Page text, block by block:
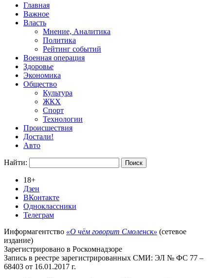
Главная
Важное
Власть
Мнение, Аналитика
Политика
Рейтинг событий
Военная операция
Здоровье
Экономика
Общество
Культура
ЖКХ
Спорт
Технологии
Происшествия
Достали!
Авто
Найти:
18+
Дзен
ВКонтакте
Одноклассники
Телеграм
Информагентство «О чём говорит Смоленск» (сетевое
издание)
Зарегистрировано в Роскомнадзоре
Запись в реестре зарегистрированных СМИ: ЭЛ № ФС 77 –
68403 от 16.01.2017 г.